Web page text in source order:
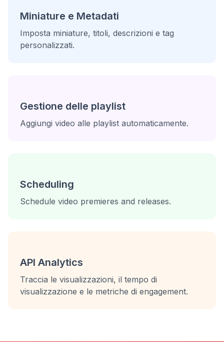
Miniature e Metadati
Imposta miniature, titoli, descrizioni e tag
personalizzati.
Gestione delle playlist
Aggiungi video alle playlist automaticamente.
Scheduling
Schedule video premieres and releases.
API Analytics
Traccia le visualizzazioni, il tempo di
visualizzazione e le metriche di engagement.